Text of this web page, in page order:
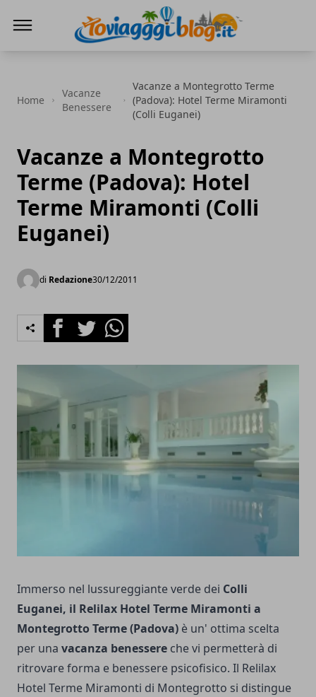
Home
Vacanze
Benessere
Vacanze a Montegrotto Terme
(Padova): Hotel Terme Miramonti
(Colli Euganei)
Vacanze a Montegrotto
Terme (Padova): Hotel
Terme Miramonti (Colli
Euganei)
di Redazione30/12/2011
FacebookTwitterWhatsapp
Immerso nel lussureggiante verde dei Colli
Euganei, il Relilax Hotel Terme Miramonti a
Montegrotto Terme (Padova) è un' ottima scelta
per una vacanza benessere che vi permetterà di
ritrovare forma e benessere psicofisico. Il Relilax
Hotel Terme Miramonti di Montegrotto si distingue